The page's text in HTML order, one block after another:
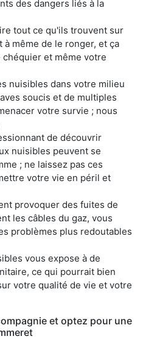
des dangers liés à la
tout ce qu'ils trouvent sur
même de le ronger, et ça
et même votre
nuisibles dans votre milieu
soucis et de multiples
votre survie ; nous
de découvrir
nuisibles peuvent se
; ne laissez pas ces
votre vie en péril et
provoquer des fuites de
les câbles du gaz, vous
problèmes plus redoutables
vous expose à de
ce qui pourrait bien
votre qualité de vie et votre
et optez pour une